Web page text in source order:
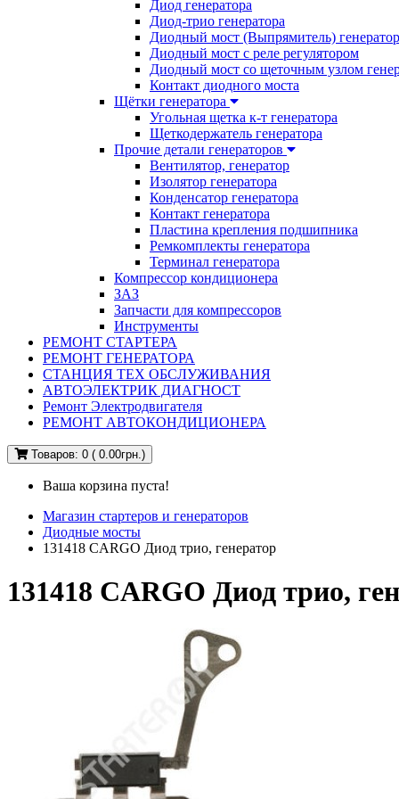
Диод генератора
Диод-трио генератора
Диодный мост (Выпрямитель)
Диодный мост с реле регулятором
Диодный мост со щеточным узлом
Контакт диодного моста
Щётки генератора
Угольная щетка к-т генератора
Щеткодержатель генератора
Прочие детали генераторов
Вентилятор, генератор
Изолятор генератора
Конденсатор генератора
Контакт генератора
Пластина крепления подшипника
Ремкомплекты генератора
Терминал генератора
Компрессор кондиционера
ЗАЗ
Запчасти для компрессоров
Инструменты
РЕМОНТ СТАРТЕРА
РЕМОНТ ГЕНЕРАТОРА
СТАНЦИЯ ТЕХ ОБСЛУЖИВАНИЯ
АВТОЭЛЕКТРИК ДИАГНОСТ
Ремонт Электродвигателя
РЕМОНТ АВТОКОНДИЦИОНЕРА
Товаров: 0 ( 0.00грн.)
Ваша корзина пуста!
Магазин стартеров и генераторов
Диодные мосты
131418 CARGO Диод трио, генератор
131418 CARGO Диод трио,